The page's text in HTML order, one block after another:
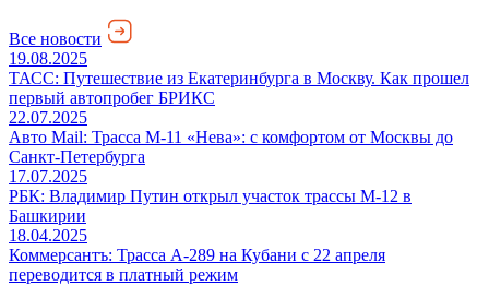
Все новости
19.08.2025
ТАСС: Путешествие из Екатеринбурга в Москву. Как прошел
первый автопробег БРИКС
22.07.2025
Авто Mail: Трасса М-11 «Нева»: с комфортом от Москвы до
Санкт-Петербурга
17.07.2025
РБК: Владимир Путин открыл участок трассы М-12 в
Башкирии
18.04.2025
Коммерсантъ: Трасса А-289 на Кубани с 22 апреля
переводится в платный режим